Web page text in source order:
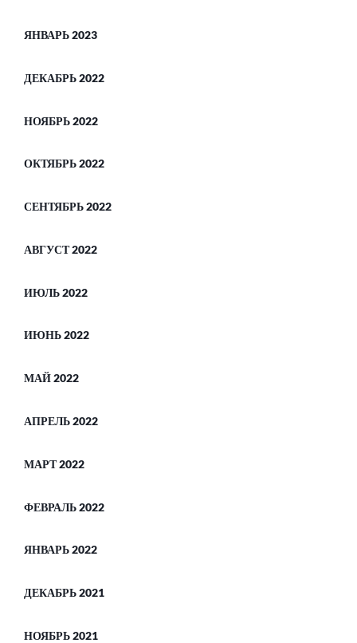
ЯНВАРЬ 2023
ДЕКАБРЬ 2022
НОЯБРЬ 2022
ОКТЯБРЬ 2022
СЕНТЯБРЬ 2022
АВГУСТ 2022
ИЮЛЬ 2022
ИЮНЬ 2022
МАЙ 2022
АПРЕЛЬ 2022
МАРТ 2022
ФЕВРАЛЬ 2022
ЯНВАРЬ 2022
ДЕКАБРЬ 2021
НОЯБРЬ 2021